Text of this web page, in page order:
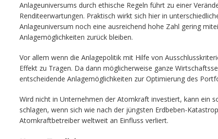
Anlageuniversums durch ethische Regeln führt zu einer
Renditeerwartungen. Praktisch wirkt sich hier in
Anlageuniversum noch eine ausreichend hohe Zahl gering
Anlagemöglichkeiten zurück bleiben.
Vor allem wenn die Anlagepolitik mit Hilfe von
Effekt zu Tragen. Da dann möglicherweise ganze
entscheidende Anlagemöglichkeiten zur Optimierung des
Wird nicht in Unternehmen der Atomkraft investiert, kann ein
schlagen, wenn sich wie nach der jüngsten Erdbeben-
Atomkraftbetreiber weltweit an Einfluss verliert.